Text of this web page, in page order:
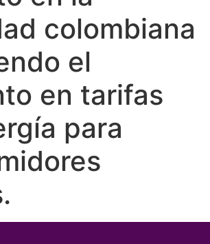
colombiana
el
en tarifas
para